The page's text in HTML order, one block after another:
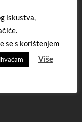
iskustva,
se s korištenjem
Više